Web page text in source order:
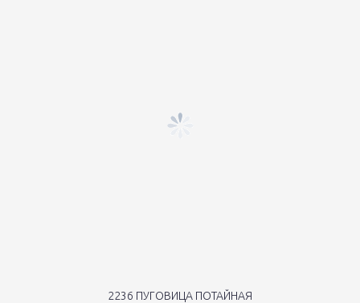
2236 ПУГОВИЦА ПОТАЙНАЯ